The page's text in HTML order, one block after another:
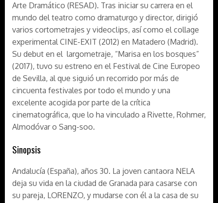
Arte Dramático (RESAD). Tras iniciar su carrera en el
mundo del teatro como dramaturgo y director, dirigió
varios cortometrajes y videoclips, así como el collage
experimental CINE-EXIT (2012) en Matadero (Madrid).
Su debut en el largometraje, “Marisa en los bosques”
(2017), tuvo su estreno en el Festival de Cine Europeo
de Sevilla, al que siguió un recorrido por más de
cincuenta festivales por todo el mundo y una
excelente acogida por parte de la crítica
cinematográfica, que lo ha vinculado a Rivette, Rohmer,
Almodóvar o Sang-soo.
Sinopsis
Andalucía (España), años 30. La joven cantaora NELA
deja su vida en la ciudad de Granada para casarse con
su pareja, LORENZO, y mudarse con él a la casa de su